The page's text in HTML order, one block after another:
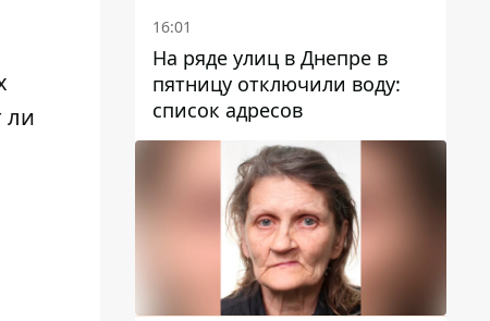
ли
16:01
На ряде улиц в Днепре в
пятницу отключили воду:
список адресов